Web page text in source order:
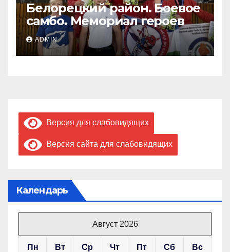
Белорецкий район. Боевое
самбо. Мемориал героев
ADMIN
Версия для слабовидящих
Версия сайта для слабовидящих
Календарь
Август 2026
Пн Вт Ср Чт Пт Сб Вс